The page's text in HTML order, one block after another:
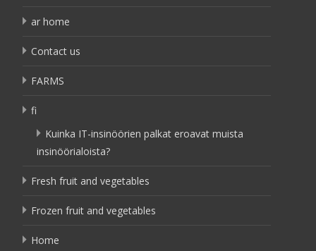
ar home
Contact us
FARMS
fi
Kuinka IT-insinöörien palkat eroavat muista
insinöörialoista?
Fresh fruit and vegetables
Frozen fruit and vegetables
Home